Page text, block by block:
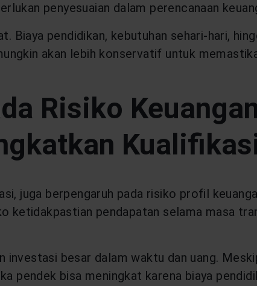
penyesuaian dalam perencanaan
Biaya pendidikan, kebutuhan sehari-hari,
akan lebih konservatif untuk
Risiko
juga berpengaruh pada risiko profil
ketidakpastian pendapatan selama masa
besar dalam waktu dan uang.
pendek bisa meningkat karena biaya